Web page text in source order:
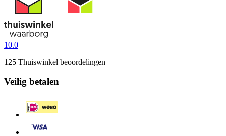
10.0
125 Thuiswinkel beoordelingen
Veilig betalen